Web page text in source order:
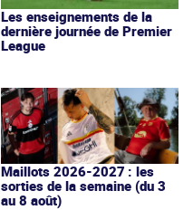
Les enseignements de la
dernière journée de Premier
League
Maillots 2026-2027 : les
sorties de la semaine (du 3
au 8 août)